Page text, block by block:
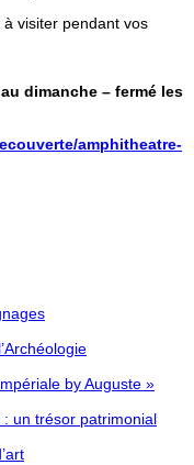
visiter pendant vos
dimanche – fermé les
amphitheatre-
by Auguste »
un trésor patrimonial